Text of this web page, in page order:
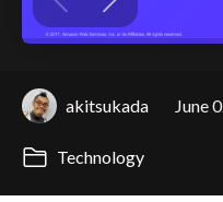
akitsukada June
Technology